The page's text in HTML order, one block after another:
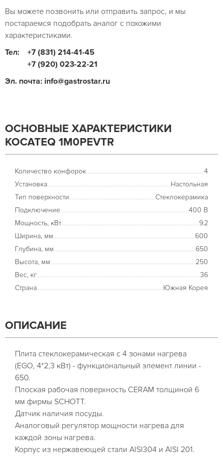
Вы можете позвонить или отправить запрос, и мы
постараемся подобрать аналог с похожими
характеристиками.
Тел:
+7 (831) 214-41-45
+7 (920) 023-22-21
Эл. почта: info@gastrostar.ru
ОСНОВНЫЕ ХАРАКТЕРИСТИКИ
KOCATEQ 1M0PEVTR
Количество конфорок
4
Установка
Настольная
Тип поверхности
Стеклокерамика
Подключение
400 В
Мощность, кВт
9.2
Ширина, мм
600
Глубина, мм
650
Высота, мм
250
Вес, кг
36
Страна
Южная Корея
ОПИСАНИЕ
Плита стеклокерамическая с 4 зонами нагрева
(EGO, 4*2,3 кВт) - функциональный элемент линии -
650.
Плоская рабочая поверхность CERAM толщиной 6
мм фирмы SCHOTT.
Датчик наличия посуды.
Аналоговый регулятор мощности нагрева для
каждой зоны нагрева.
Корпус из нержавеющей стали AISI304 и AISI 201.